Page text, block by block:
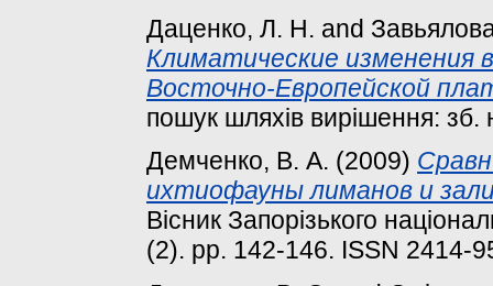
Даценко, Л. Н. and
Климатические изменения
Восточно-Европейской
пошук шляхів вирішення:
Демченко, В. А. (2009)
ихтиофауны лиманов и
Вісник Запорізького
(2). pp. 142-146. ISSN 2414-